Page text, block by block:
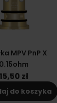
MPV PnP X
0.15ohm
15,50 zł
do koszyka